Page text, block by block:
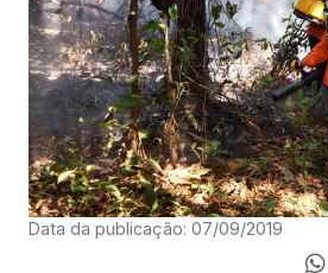
Data da publicação: 07/09/2019